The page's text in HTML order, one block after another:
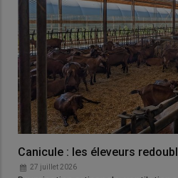
Canicule : les éleveurs
27 juillet 2026